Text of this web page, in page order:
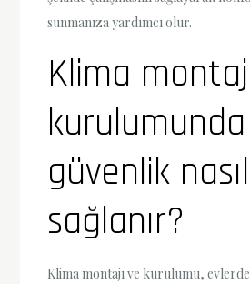
sunmanıza yardımcı olur.
Klima
kurulumunda
güvenlik nasıl
sağlanır?
Klima montajı ve kurulumu,